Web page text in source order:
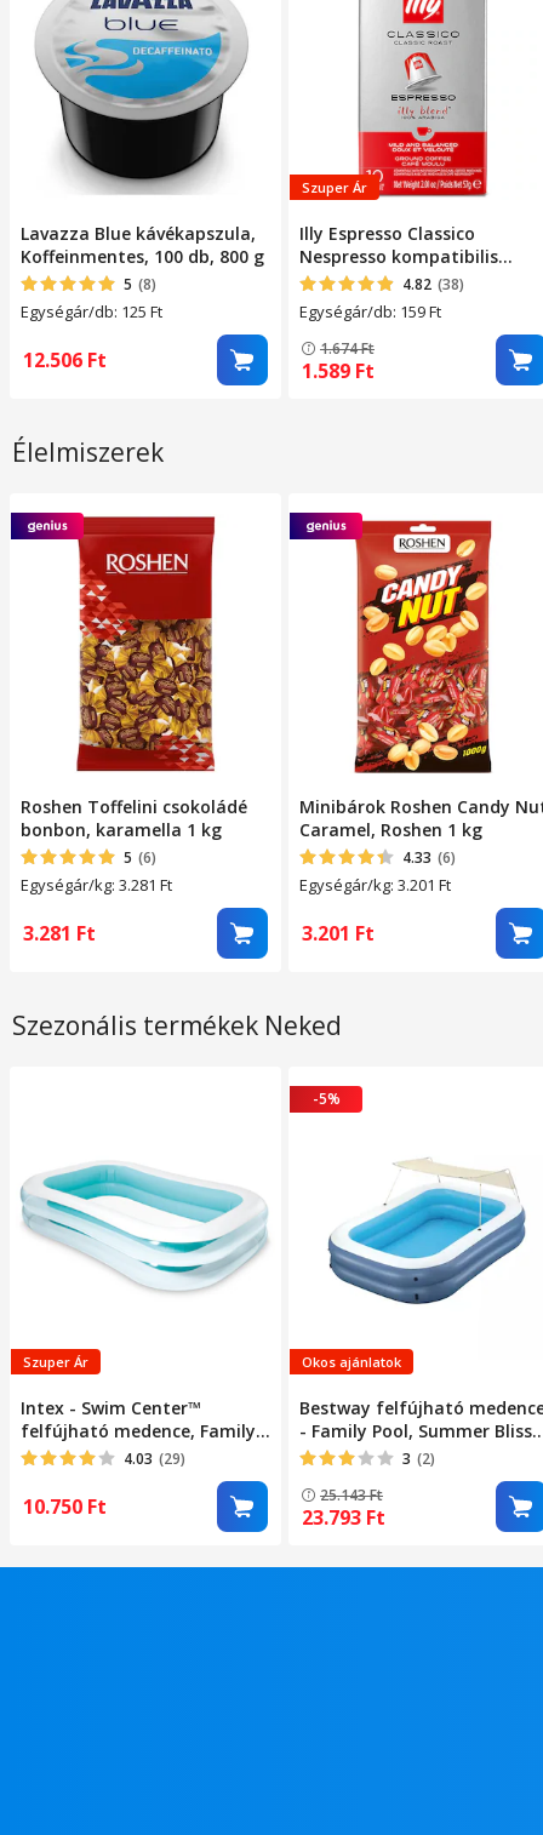
Lavazza Blue kávékapszula,
Koffeinmentes, 100 db, 800 g
5 (8)
Egységár/db: 125 Ft
12.506 Ft
Szuper Ár
Illy Espresso Classico
Nespresso kompatibilis
kávékapszula, 10 db, 57 g
4.82 (38)
Egységár/db: 159Ft
1.674Ft
1.589 Ft
Élelmiszerek
Roshen Toffelini csokoládé
bonbon, karamella 1 kg
5 (6)
Egységár/kg: 3.281 Ft
3.281 Ft
Minibárok Roshen Candy
Caramel, Roshen 1 kg
4.33 (6)
Egységár/kg: 3.201 Ft
3.201 Ft
Szezonális termékek Neked
Szuper Ár
Intex - Swim Center™
felfújható medence, Family
pool, 262 x 175 x 56 cm
4.03 (29)
10.750 Ft
-5%
Okos ajánlatok
Bestway felfújható
- Family Pool, Summer Bliss,
254 x 178 x 140 cm
3 (2)
25.143Ft
23.793 Ft